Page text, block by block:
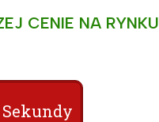
CENIE NA RYNKU
Sekundy